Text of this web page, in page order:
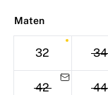
Maten
32 34
42 44